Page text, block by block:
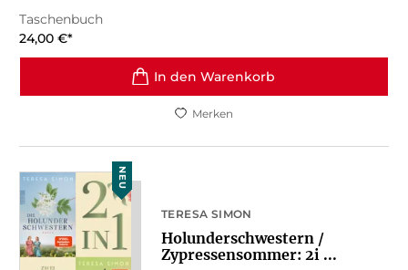
Taschenbuch
24,00 €*
In den Warenkorb
Merken
NEU
TERESA SIMON
Holunderschwestern /
Zypressensommer: 2i ...